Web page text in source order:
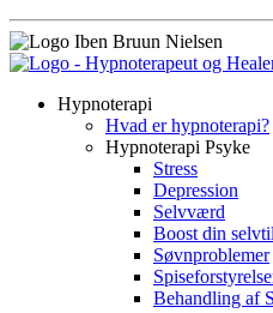
Hypnoterapi
Hvad er hypnoterapi?
Hypnoterapi Psyke
Stress
Depression
Selvværd
Boost din
Søvnproblemer
Behandling af